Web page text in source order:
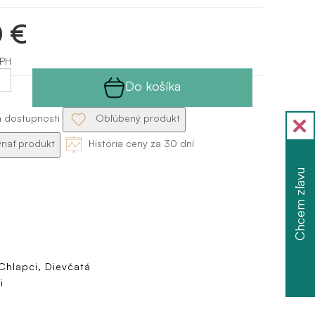
€
Do košíka
dostupnosti Obľúbený produkt
produkt História ceny za 30 dní
Dievčatá
Chcem zľavu